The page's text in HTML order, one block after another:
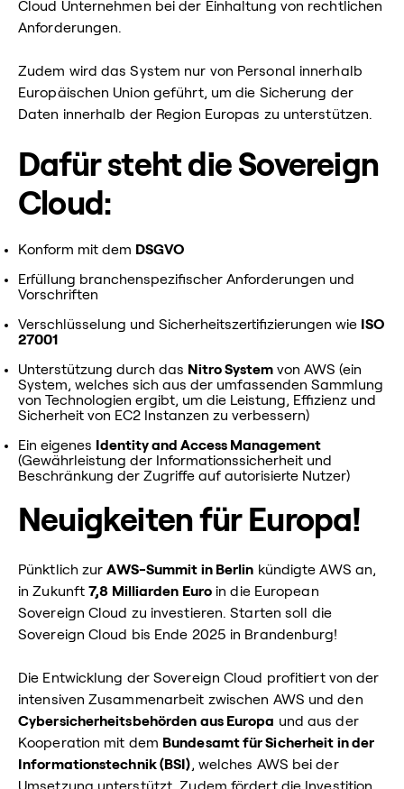
Cloud Unternehmen bei der Einhaltung von rechtlichen
Anforderungen.
Zudem wird das System nur von Personal innerhalb
Europäischen Union geführt, um die Sicherung der
Daten innerhalb der Region Europas zu unterstützen.
Dafür steht die Sovereign
Cloud:
Konform mit dem DSGVO
Erfüllung branchenspezifischer Anforderungen und
Vorschriften
Verschlüsselung und Sicherheitszertifizierungen wie ISO
27001
Unterstützung durch das Nitro System von AWS (ein
System, welches sich aus der umfassenden Sammlung
von Technologien ergibt, um die Leistung, Effizienz und
Sicherheit von EC2 Instanzen zu verbessern)
Ein eigenes
Identity and Access Management
(Gewährleistung der Informationssicherheit und
Beschränkung der Zugriffe auf autorisierte Nutzer)
Neuigkeiten für Europa!
Pünktlich zurAWS-Summit in Berlin kündigte AWS an,
in Zukunft7,8 Milliarden Euro in die European
Sovereign Cloud zu investieren. Starten soll die
Sovereign Cloud bis Ende 2025 in Brandenburg!
Die Entwicklung der Sovereign Cloud profitiert von der
intensiven Zusammenarbeit zwischen AWS und den
Cybersicherheitsbehörden aus Europa und aus der
Kooperation mit dem Bundesamt für Sicherheit in der
Informationstechnik (BSI), welches AWS bei der
Umsetzung unterstützt. Zudem fördert die Investition